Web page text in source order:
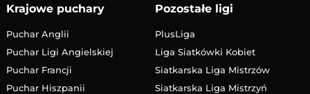
Krajowe puchary
Puchar Anglii
Puchar Ligi Angielskiej
Puchar Francji
Puchar Hiszpanii
Pozostałe ligi
PlusLiga
Liga Siatkówki Kobiet
Siatkarska Liga Mistrzów
Siatkarska Liga Mistrzyń